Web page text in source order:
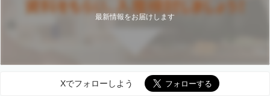
最新情報をお届けします
Xでフォローしよう